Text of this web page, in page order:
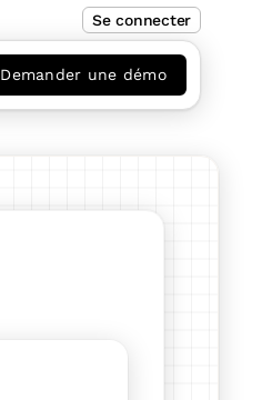
Se connecter
Demander une démo